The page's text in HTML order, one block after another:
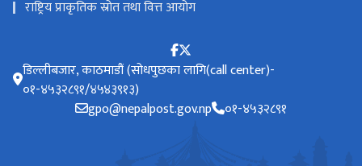
राष्ट्रिय प्राकृतिक स्रोत तथा वित्त आयोग
डिल्लीबजार, काठमाडौं (सोधपुछका लागि(call center)-
०१-४५३२८९१/४५४३९१३)
gpo@nepalpost.gov.np
०१-४५३२८९१